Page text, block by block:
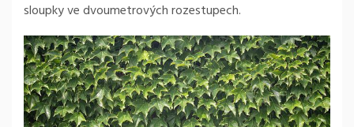
sloupky ve dvoumetrových rozestupech.